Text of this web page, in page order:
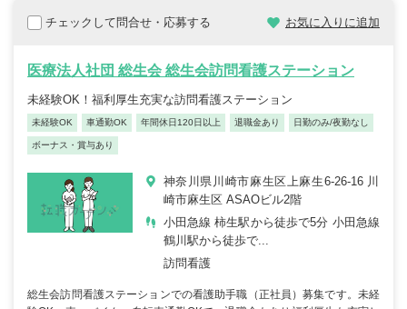
チェックして問合せ・応募する お気に入りに追加
医療法人社団 総生会 総生会訪問看護ステーション
未経験OK！福利厚生充実な訪問看護ステーション
未経験OK 車通勤OK 年間休日120日以上 退職金あり 日勤のみ/夜勤なし
ボーナス・賞与あり
神奈川県川崎市麻生区上麻生6-26-16 川
崎市麻生区 ASAOビル2階
小田急線 柿生駅から徒歩で5分 小田急線
鶴川駅から徒歩で...
訪問看護
総生会訪問看護ステーションでの看護助手職（正社員）募集です。未経